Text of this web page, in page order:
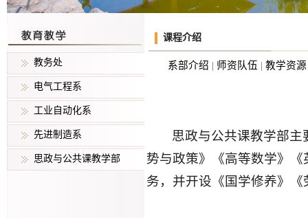
教务处
电气工程系
工业自动化系
先进制造系
思政与公共课教学部
课程介绍
系部介绍 | 师资队伍 | 教学资
思政与公共课教学部
势与政策》《高等数学》
务，并开设《国学修养》